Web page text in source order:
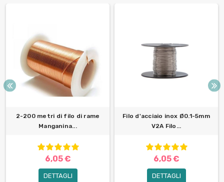
2-200 metri di filo di rame
Manganina...
6,05 €
DETTAGLI
Filo d'acciaio inox Ø0.1-5mm
V2A Filo...
6,05 €
DETTAGLI